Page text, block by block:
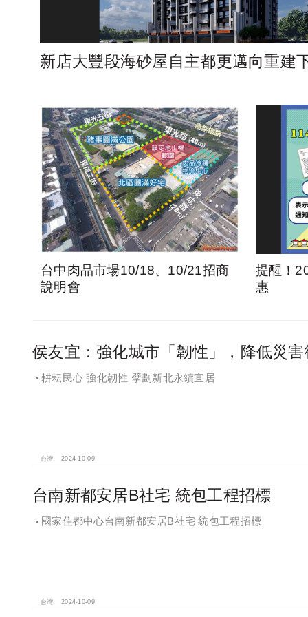
新店大豐段海砂屋自主都更邁向重建
台中肉品市場10/18、10/21招商
說明會
提醒！
惠
侯友宜：強化城市「韌性」，降低災
耕耘民心 強化韌性 擘劃新北永續宜居
台灣 2024-10-09
台南新都安居B社宅 統包工程招標
國家住都中心台南新都安居B社宅 統包工程招標
台灣 2024-10-09